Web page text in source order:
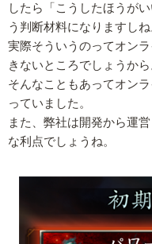
したら「こうしたほうが
う判断材料になりますしね
実際そういうのってオン
きないところでしょうから
そんなこともあってオン
っていました。
また、弊社は開発から運
な利点でしょうね。